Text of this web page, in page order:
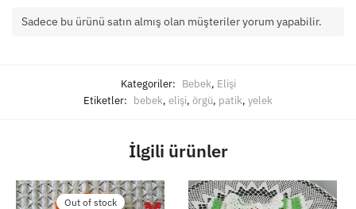
Sadece bu ürünü satın almış olan müşteriler yorum yapabilir.
Kategoriler: Bebek, Elişi
Etiketler: bebek, elişi, örgü, patik, yelek
İlgili ürünler
Out of stock